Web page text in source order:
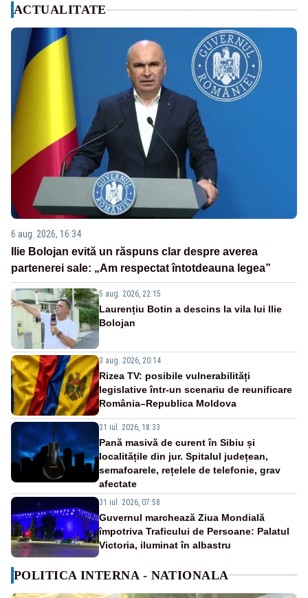
ACTUALITATE
6 aug. 2026, 16:34
Ilie Bolojan evită un răspuns clar despre averea
partenerei sale: „Am respectat întotdeauna legea”
5 aug. 2026, 22:15
Laurențiu Botin a descins la vila lui Ilie
Bolojan
3 aug. 2026, 20:14
Rizea TV: posibile vulnerabilități
legislative într-un scenariu de reunificare
România–Republica Moldova
31 iul. 2026, 18:33
Pană masivă de curent în Sibiu și
localitățile din jur. Spitalul județean,
semafoarele, rețelele de telefonie, grav
afectate
31 iul. 2026, 07:58
Guvernul marchează Ziua Mondială
împotriva Traficului de Persoane: Palatul
Victoria, iluminat în albastru
POLITICA INTERNA - NATIONALA